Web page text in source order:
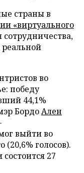
страны в
«виртуального
сотрудничества,
реальной
во
победу
44,1%
БордоАлен
выйти во
(20,6% голосов).
27